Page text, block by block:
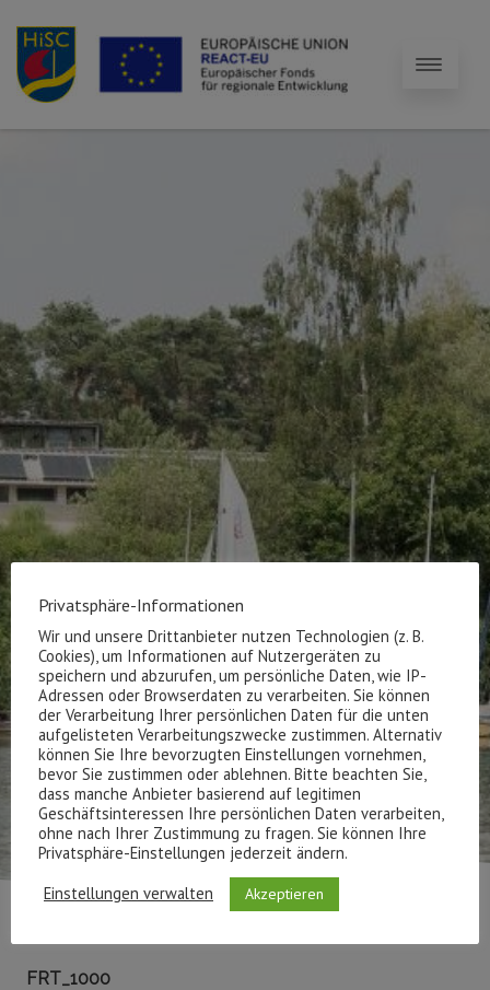
FRT_1000
Privatsphäre-Informationen
Wir und unsere Drittanbieter nutzen Technologien (z. B.
Cookies), um Informationen auf Nutzergeräten zu
speichern und abzurufen, um persönliche Daten, wie IP-
Adressen oder Browserdaten zu verarbeiten. Sie können
der Verarbeitung Ihrer persönlichen Daten für die unten
aufgelisteten Verarbeitungszwecke zustimmen. Alternativ
können Sie Ihre bevorzugten Einstellungen vornehmen,
bevor Sie zustimmen oder ablehnen. Bitte beachten Sie,
dass manche Anbieter basierend auf legitimen
Geschäftsinteressen Ihre persönlichen Daten verarbeiten,
ohne nach Ihrer Zustimmung zu fragen. Sie können Ihre
Privatsphäre-Einstellungen jederzeit ändern.
Einstellungen verwalten
Akzeptieren